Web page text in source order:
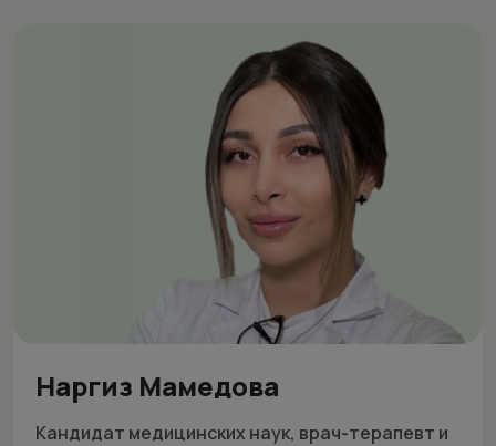
Наргиз Мамедова
Кандидат медицинских наук, врач-терапевт и